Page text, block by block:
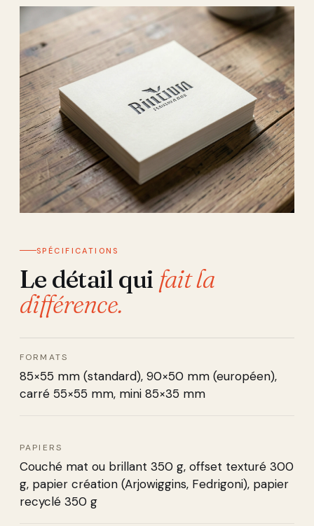
SPÉCIFICATIONS
Le détail qui fait la
différence.
FORMATS
85×55 mm (standard), 90×50 mm (européen),
carré 55×55 mm, mini 85×35 mm
PAPIERS
Couché mat ou brillant 350 g, offset texturé 300
g, papier création (Arjowiggins, Fedrigoni), papier
recyclé 350 g